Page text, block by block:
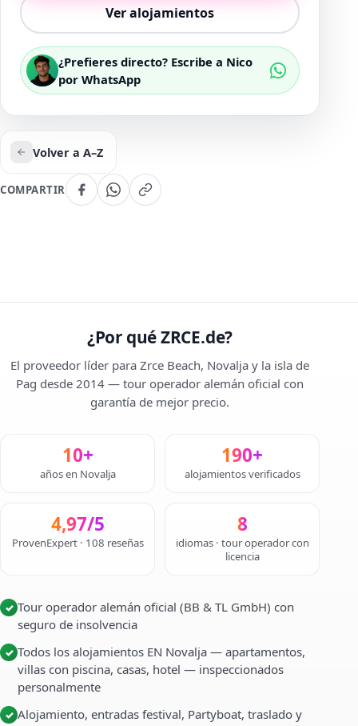
Ver alojamientos
¿Prefieres directo? Escribe a Nico
por WhatsApp
Volver a A–Z
COMPARTIR
¿Por qué ZRCE.de?
El proveedor líder para Zrce Beach, Novalja y la isla de
Pag desde 2014 — tour operador alemán oficial con
garantía de mejor precio.
10+
años en Novalja
190+
alojamientos verificados
4,97/5
ProvenExpert · 108 reseñas
8
idiomas · tour operador con
licencia
✓ Tour operador alemán oficial (BB & TL GmbH) con
seguro de insolvencia
✓ Todos los alojamientos EN Novalja — apartamentos,
villas con piscina, casas, hotel — inspeccionados
personalmente
✓ Alojamiento, entradas festival, Partyboat, traslado y